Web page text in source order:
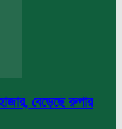
বেড়েছে রুপার